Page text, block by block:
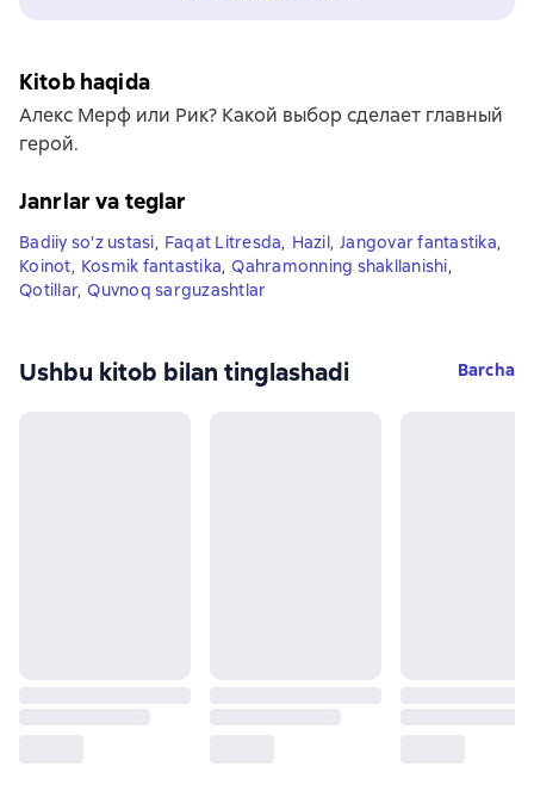
Kitob haqida
Алекс Мерф или Рик? Какой выбор сделает главный
герой.
Janrlar va teglar
Badiiy so'z ustasi, Faqat Litresda, Hazil, Jangovar fantastika,
Koinot, Kosmik fantastika, Qahramonning shakllanishi,
Qotillar, Quvnoq sarguzashtlar
Ushbu kitob bilan tinglashadi Barcha